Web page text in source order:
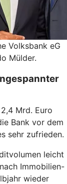
Volksbank eG
Mülder.
Mrd. Euro
Bank vor dem
sehr zufrieden.
leicht
Immobilien-
wieder